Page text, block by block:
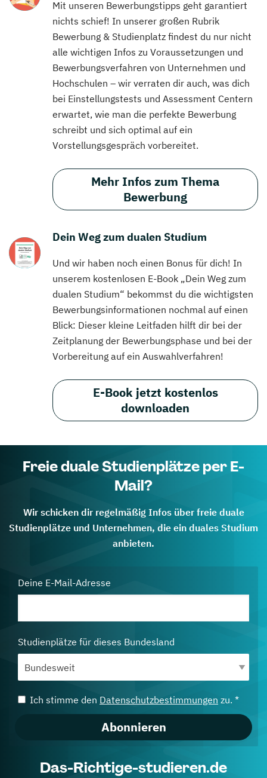
Mit unseren Bewerbungstipps geht garantiert
nichts schief! In unserer großen Rubrik
Bewerbung & Studienplatz findest du nur nicht
alle wichtigen Infos zu Voraussetzungen und
Bewerbungsverfahren von Unternehmen und
Hochschulen – wir verraten dir auch, was dich
bei Einstellungstests und Assessment Centern
erwartet, wie man die perfekte Bewerbung
schreibt und sich optimal auf ein
Vorstellungsgespräch vorbereitet.
Mehr Infos zum Thema
Bewerbung
Dein Weg zum dualen Studium
Und wir haben noch einen Bonus für dich! In
unserem kostenlosen E-Book „Dein Weg zum
dualen Studium“ bekommst du die wichtigsten
Bewerbungsinformationen nochmal auf einen
Blick: Dieser kleine Leitfaden hilft dir bei der
Zeitplanung der Bewerbungsphase und bei der
Vorbereitung auf ein Auswahlverfahren!
E-Book jetzt kostenlos
downloaden
Freie duale Studienplätze per E-
Mail?
Wir schicken dir regelmäßig Infos über freie duale
Studienplätze und Unternehmen, die ein duales Studium
anbieten.
Deine E-Mail-Adresse
Studienplätze für dieses Bundesland
Ich stimme den Datenschutzbestimmungen zu. *
Abonnieren
Das-Richtige-studieren.de